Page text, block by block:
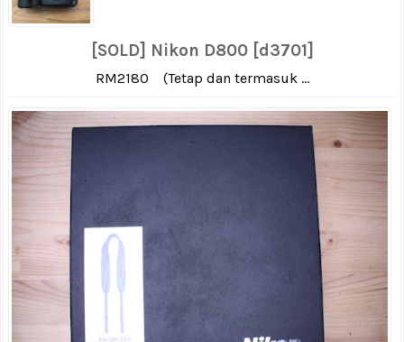
[SOLD] Nikon D800 [d3701]
RM2180 (Tetap dan termasuk ...